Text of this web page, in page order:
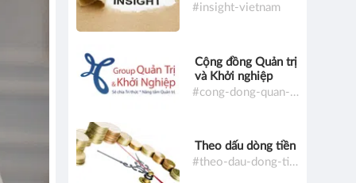
#insight-vietnam
Cộng đồng Quản trị
và Khởi nghiệp
#cong-dong-quan-tri-va-khoi-nghiep
Theo dấu dòng tiền
#theo-dau-dong-tien